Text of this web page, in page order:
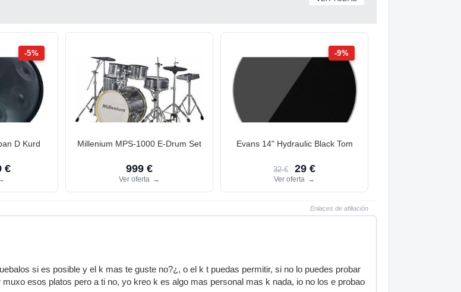
-5%
D Kurd
€
Millenium MPS-1000 E-Drum Set
999 €
Ver oferta →
-9%
Evans 14" Hydraulic Black Tom
32 € 29 €
Ver oferta →
Enlaces de afiliación
si es posible y el k mas te guste no?¿, o el k t puedas permitir, si no lo puedes probar
esos platos pero a ti no, yo kreo k es algo mas personal mas k nada, io no los e probao